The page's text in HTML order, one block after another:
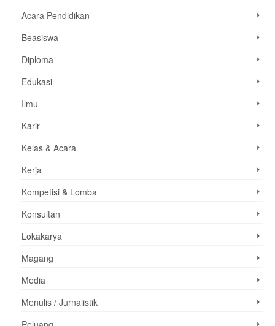
Acara Pendidikan
Beasiswa
Diploma
Edukasi
Ilmu
Karir
Kelas & Acara
Kerja
Kompetisi & Lomba
Konsultan
Lokakarya
Magang
Media
Menulis / Jurnalistik